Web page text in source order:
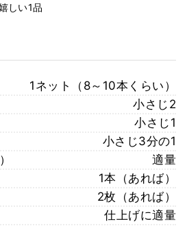
しい1品
1ネット（8～10本くらい）
小さじ2
小さじ1
小さじ3分の1
適量
1本（あれば）
2枚（あれば）
仕上げに適量